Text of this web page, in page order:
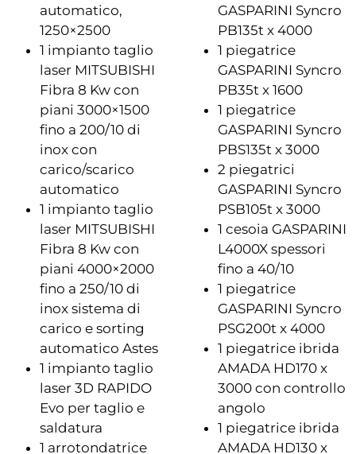
automatico,
1250×2500
1 impianto taglio
laser MITSUBISHI
Fibra 8 Kw con
piani 3000×1500
fino a 200/10 di
inox con
carico/scarico
automatico
1 impianto taglio
laser MITSUBISHI
Fibra 8 Kw con
piani 4000×2000
fino a 250/10 di
inox sistema di
carico e sorting
automatico Astes
1 impianto taglio
laser 3D RAPIDO
Evo per taglio e
saldatura
1 arrotondatrice
GASPARINI Syncro
PB135t x 4000
1 piegatrice
GASPARINI Syncro
PB35t x 1600
1 piegatrice
GASPARINI Syncro
PBS135t x 3000
2 piegatrici
GASPARINI Syncro
PSB105t x 3000
1 cesoia GASPARINI
L4000X spessori
fino a 40/10
1 piegatrice
GASPARINI Syncro
PSG200t x 4000
1 piegatrice ibrida
AMADA HD170 x
3000 con controllo
angolo
1 piegatrice ibrida
AMADA HD130 x